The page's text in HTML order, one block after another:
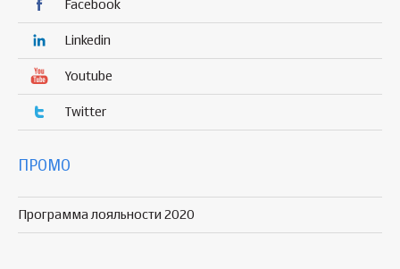
Facebook
Linkedin
Youtube
Twitter
ПРОМО
Программа лояльности 2020